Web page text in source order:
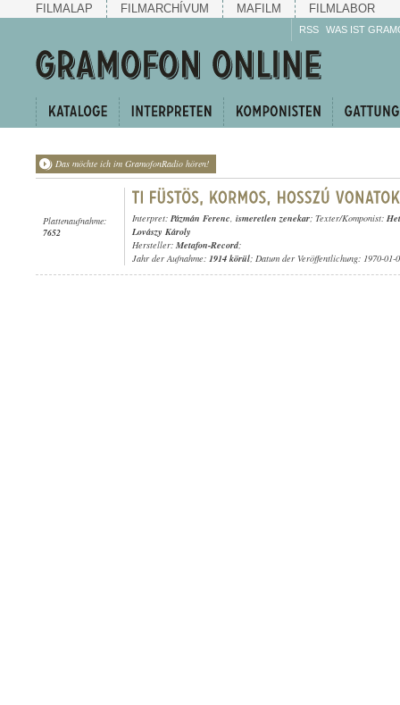
FILMALAP FILMARCHÍVUM MAFILM FILMLABOR
RSS WAS IST
Das möchte ich im GramofonRadio hören!
Plattenaufnahme:
7652
Interpret: Pázmán Ferenc, ismeretlen zenekar; Texter/Komponist:
Lovászy Károly
Hersteller: Metafon-Record;
Jahr der Aufnahme: 1914 körül; Datum der Veröffentlichung: 1970-01-